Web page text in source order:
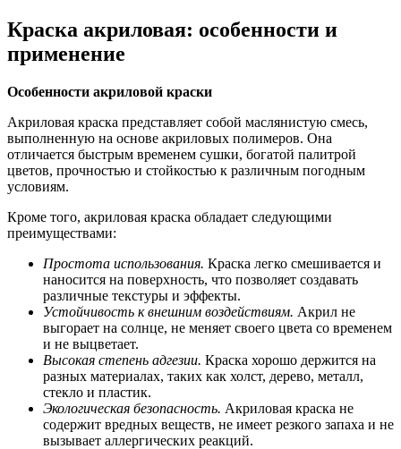
Краска акриловая: особенности и
применение
Особенности акриловой краски
Акриловая краска представляет собой маслянистую смесь,
выполненную на основе акриловых полимеров. Она
отличается быстрым временем сушки, богатой палитрой
цветов, прочностью и стойкостью к различным погодным
условиям.
Кроме того, акриловая краска обладает следующими
преимуществами:
Простота использования. Краска легко смешивается и
наносится на поверхность, что позволяет создавать
различные текстуры и эффекты.
Устойчивость к внешним воздействиям. Акрил не
выгорает на солнце, не меняет своего цвета со временем
и не выцветает.
Высокая степень адгезии. Краска хорошо держится на
разных материалах, таких как холст, дерево, металл,
стекло и пластик.
Экологическая безопасность. Акриловая краска не
содержит вредных веществ, не имеет резкого запаха и не
вызывает аллергических реакций.